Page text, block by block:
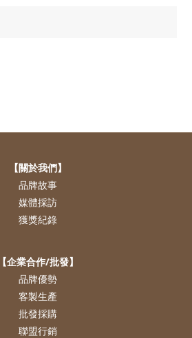
【關於我們】
品牌故事
媒體採訪
獲獎紀錄
【企業合作/批發】
品牌優勢
客製生產
批發採購
聯盟行銷